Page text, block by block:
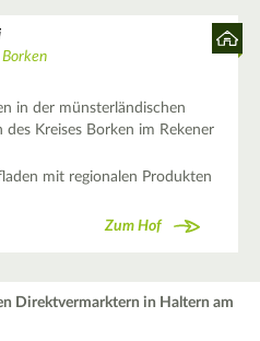
in der münsterländischen
Kreises Borken im Rekener
mit regionalen Produkten
Zum Hof
Direktvermarktern in Haltern am